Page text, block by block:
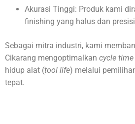
Akurasi Tinggi: Produk kami
finishing yang halus dan
Sebagai mitra industri, kami
Cikarang mengoptimalkan cycle time
hidup alat (tool life) melalui
tepat.